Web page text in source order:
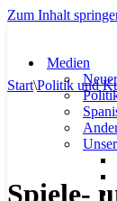
Zum Inhalt
Medien
Start\Politik und
Spiele-